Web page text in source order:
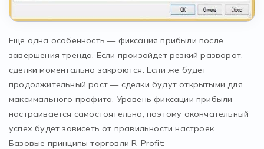
Еще одна особенность — фиксация прибыли после
завершения тренда. Если произойдет резкий разворот,
сделки моментально закроются. Если же будет
продолжительный рост — сделки будут открытыми для
максимального профита. Уровень фиксации прибыли
настраивается самостоятельно, поэтому окончательный
успех будет зависеть от правильности настроек.
Базовые принципы торговли R-Profit: